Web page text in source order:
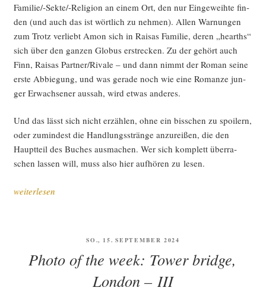
Fami­lie/-Sek­te/-Reli­gi­on an einem Ort, den nur Ein­ge­weih­te fin­
den (und auch das ist wört­lich zu neh­men). Allen War­nun­gen
zum Trotz ver­liebt Amon sich in Raisas Fami­lie, deren „hearths“
sich über den gan­zen Glo­bus erstre­cken. Zu der gehört auch
Finn, Raisas Partner/Rivale – und dann nimmt der Roman sei­ne
ers­te Abbie­gung, und was gera­de noch wie eine Roman­ze jun­
ger Erwach­se­ner aus­sah, wird etwas anderes.
Und das lässt sich nicht erzäh­len, ohne ein biss­chen zu spoi­lern,
oder zumin­dest die Hand­lungs­strän­ge anzu­rei­ßen, die den
Haupt­teil des Buches aus­ma­chen. Wer sich kom­plett über­ra­
schen las­sen will, muss also hier auf­hö­ren zu lesen.
„Ver­
weiterlesen
VERÖFFENTLICHT
SO., 15. SEPTEMBER 2024
Photo of the week: Tower bridge,
London – III